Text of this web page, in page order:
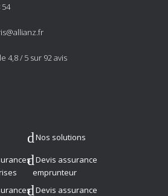
54
4,8 / 5 sur 92 avis
Nos solutions
Devis assurance
emprunteur
Devis assurance